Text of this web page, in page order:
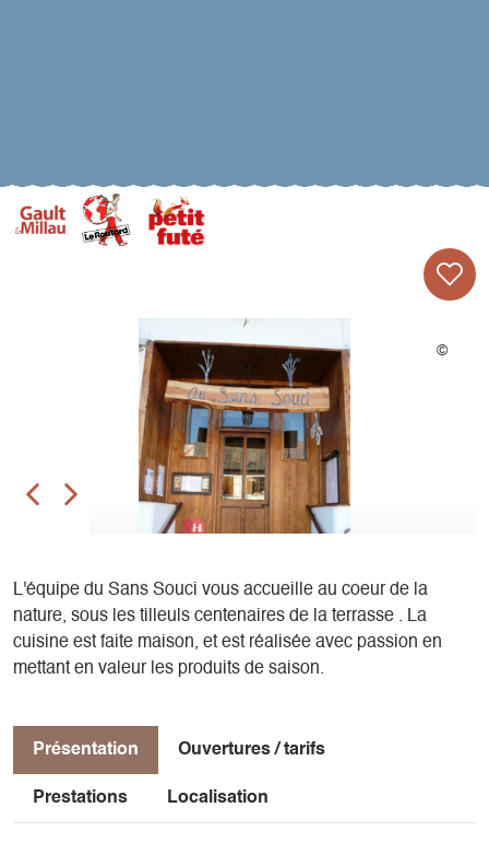
L'équipe du Sans Souci vous accueille au coeur de la
nature, sous les tilleuls centenaires de la terrasse . La
cuisine est faite maison, et est réalisée avec passion en
mettant en valeur les produits de saison.
Présentation Ouvertures / tarifs
Prestations Localisation